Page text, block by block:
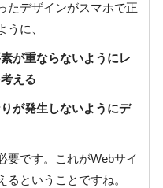
たデザインがスマホで正
うに、
が重ならないようにレ
える
が発生しないようにデ
要です。これがWebサイ
るということですね。